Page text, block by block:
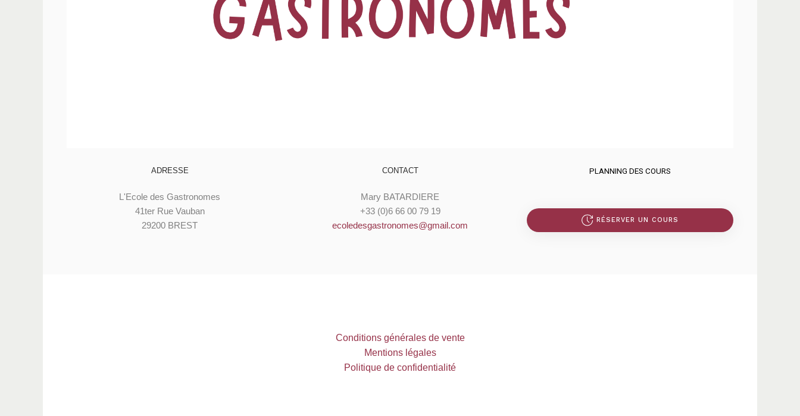
ADRESSE
L'Ecole des Gastronomes
41ter Rue Vauban
29200 BREST
CONTACT
Mary BATARDIERE
+33 (0)6 66 00 79 19
ecoledesgastronomes@gmail.com
PLANNING DES COURS
RÉSERVER UN COURS
Conditions générales de vente
Mentions légales
Politique de confidentialité